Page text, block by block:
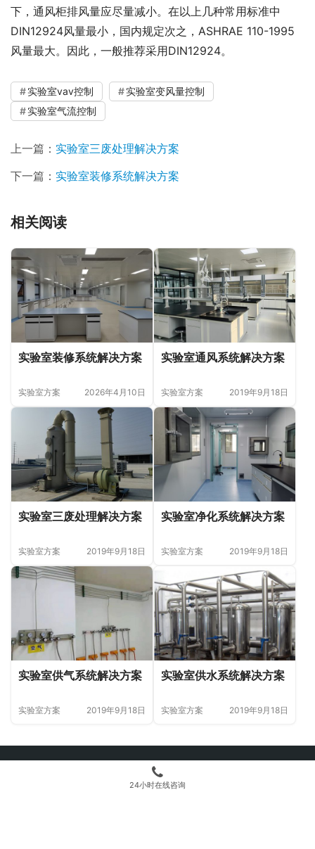
下，通风柜排风量应尽量减小。在以上几种常用标准中
DIN12924风量最小，国内规定次之，ASHRAE 110-1995
风量最大。因此，一般推荐采用DIN12924。
实验室vav控制
实验室变风量控制
实验室气流控制
上一篇： 实验室三废处理解决方案
下一篇： 实验室装修系统解决方案
相关阅读
实验室装修系统解决方案
实验室方案 2026年4月10日
实验室通风系统解决方案
实验室方案 2019年9月18日
实验室三废处理解决方案
实验室方案 2019年9月18日
实验室净化系统解决方案
实验室方案 2019年9月18日
实验室供气系统解决方案
实验室方案 2019年9月18日
实验室供水系统解决方案
实验室方案 2019年9月18日
|实验室工程
|联系方式
24小时在线咨询